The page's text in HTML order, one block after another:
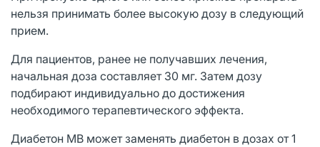
нельзя принимать более высокую дозу в следующий
прием.
Для пациентов, ранее не получавших лечения,
начальная доза составляет 30 мг. Затем дозу
подбирают индивидуально до достижения
необходимого терапевтического эффекта.
Диабетон МВ может заменять диабетон в дозах от 1